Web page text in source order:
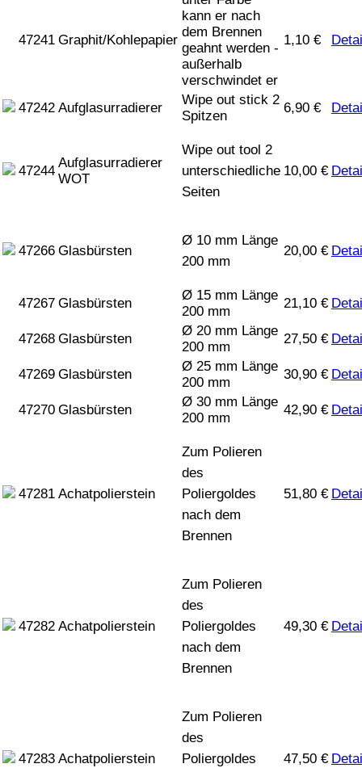
47241 Graphit/Kohlepapier
kann er nach
dem Brennen
geahnt werden -
außerhalb
verschwindet er
1,10 €
47242 Aufglasurradierer
Wipe out stick 2
Spitzen
6,90 €
47244
Aufglasurradierer
WOT
Wipe out tool 2
unterschiedliche
Seiten
10,00 €
47266 Glasbürsten
Ø 10 mm Länge
200 mm
20,00 €
47267 Glasbürsten
Ø 15 mm Länge
200 mm
21,10 €
47268 Glasbürsten
Ø 20 mm Länge
200 mm
27,50 €
47269 Glasbürsten
Ø 25 mm Länge
200 mm
30,90 €
47270 Glasbürsten
Ø 30 mm Länge
200 mm
42,90 €
47281 Achatpolierstein
Zum Polieren
des
Poliergoldes
nach dem
Brennen
51,80 €
47282 Achatpolierstein
Zum Polieren
des
Poliergoldes
nach dem
Brennen
49,30 €
47283 Achatpolierstein
Zum Polieren
des
Poliergoldes
47,50 €